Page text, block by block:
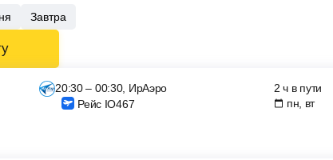
Завтра
20:30 – 00:30, ИрАэро
Рейс IO467
2 ч в пути
пн, вт